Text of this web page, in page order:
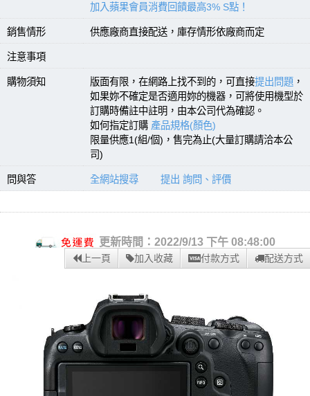
加入蘋果會員消費回饋最高3% S點！
銷售情形 供應廠商直接配送，庫存情形依廠商而定
注意事項
購物須知 版面有限，在網路上找不到的，可直接提出問題 ，
如果妳不確定是否適用妳的機器，可將使用機型於
訂購時備註中註明，由本公司代為確認。
如何指定訂購 產品規格(顏色)
限量供應1(組/個)，售完為止(大量訂購請洽本公
司)
問與答 全網站搜尋 提出 詢問、評價
更新時間：2022/9/13 下午 08:48:00
上一頁 加入收藏 付款方式 配送方式